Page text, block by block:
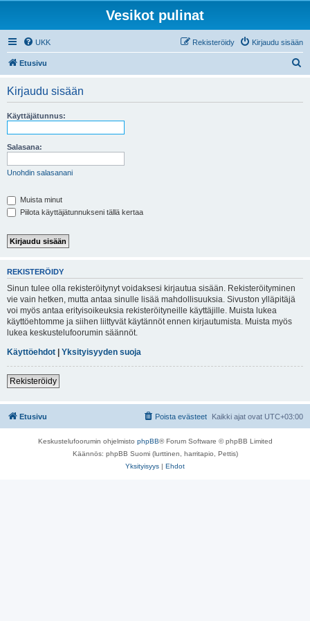
Vesikot pulinat
UKK Kirjaudu sisään
Rekisteröidy
Etusivu
Kirjaudu sisään
Käyttäjätunnus:
Salasana:
Unohdin salasanani
Muista minut
Piilota käyttäjätunnukseni tällä kertaa
REKISTERÖIDY
Sinun tulee olla rekisteröitynyt voidaksesi kirjautua sisään. Rekisteröityminen
vie vain hetken, mutta antaa sinulle lisää mahdollisuuksia. Sivuston ylläpitäjä
voi myös antaa erityisoikeuksia rekisteröityneille käyttäjille. Muista lukea
käyttöehtomme ja siihen liittyvät käytännöt ennen kirjautumista. Muista myös
lukea keskustelufoorumin säännöt.
Käyttöehdot | Yksityisyyden suoja
Rekisteröidy
Etusivu Kaikki ajat ovat UTC+03:00
Poista evästeet
Keskustelufoorumin ohjelmisto phpBB® Forum Software © phpBB Limited
Käännös: phpBB Suomi (lurttinen, harritapio, Pettis)
Yksityisyys | Ehdot